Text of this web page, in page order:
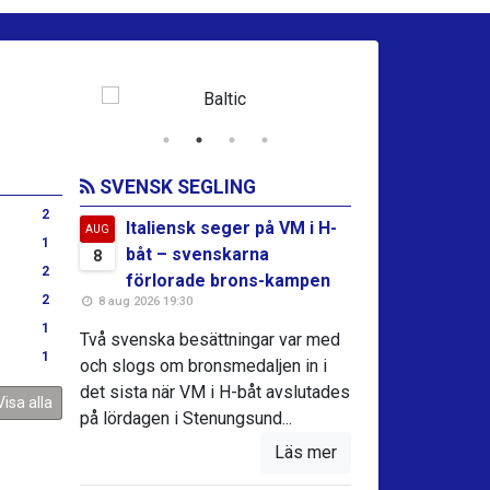
2
1
2
2
1
1
alla
SVENSK SEGLING
AUG
8
Italiensk seger på VM i H-
båt – svenskarna
förlorade brons-kampen
8 aug 2026 19:30
Två svenska besättningar var med
och slogs om bronsmedaljen in i
det sista när VM i H-båt avslutades
på lördagen i Stenungsund...
Läs mer